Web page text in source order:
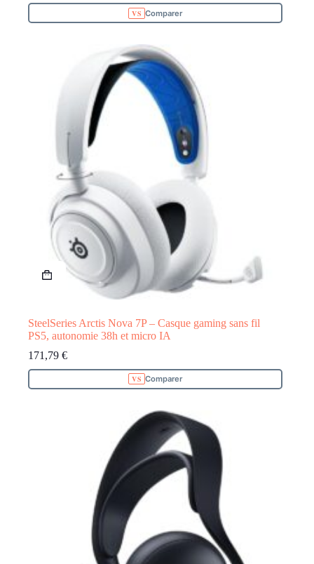
Comparer
SteelSeries Arctis Nova 7P – Casque gaming sans fil
PS5, autonomie 38h et micro IA
171,79 €
Comparer